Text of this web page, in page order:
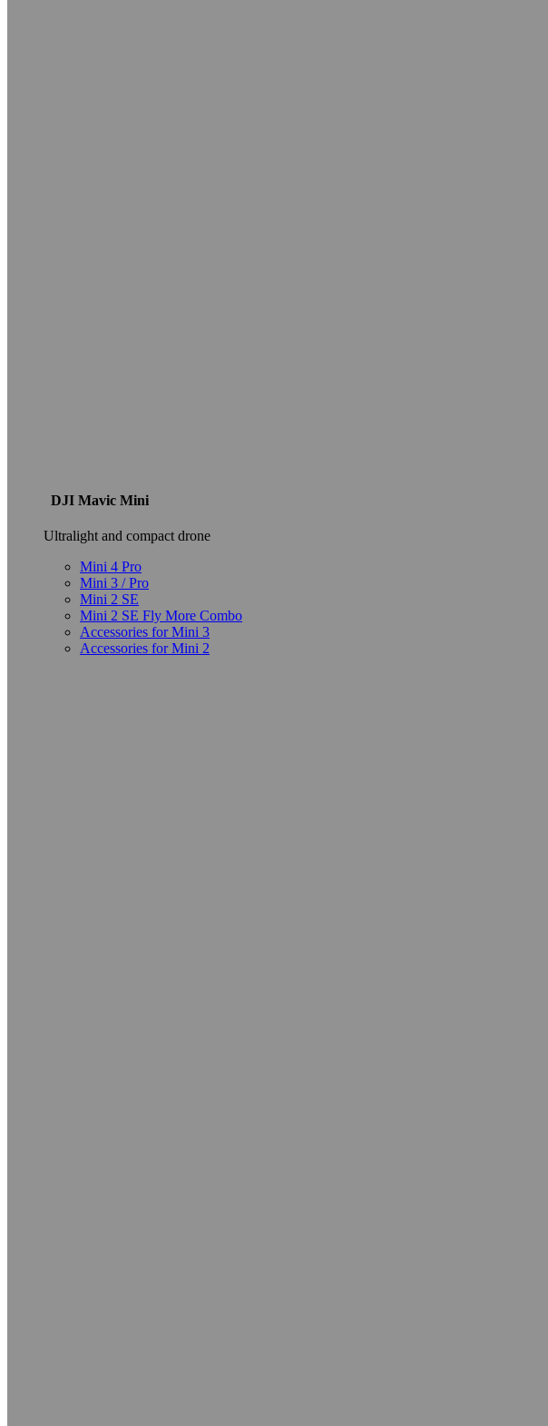
DJI Mavic Mini
Ultralight and compact drone
Mini 4 Pro
Mini 3 / Pro
Mini 2 SE
Mini 2 SE Fly More Combo
Accessories for Mini 3
Accessories for Mini 2